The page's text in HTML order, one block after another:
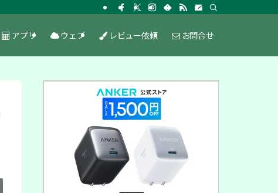
アプリ ウェブ レビュー依頼 お問合せ